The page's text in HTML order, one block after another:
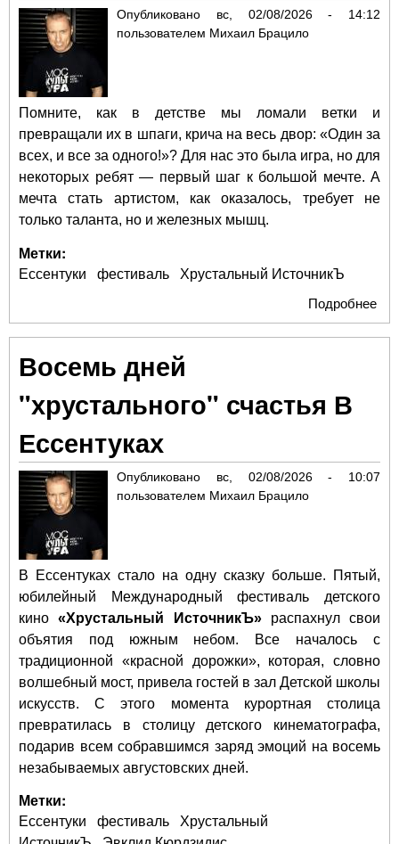
Опубликовано вс, 02/08/2026 - 14:12
пользователем Михаил Брацило
Помните, как в детстве мы ломали ветки и
превращали их в шпаги, крича на весь двор: «Один за
всех, и все за одного!»? Для нас это была игра, но для
некоторых ребят — первый шаг к большой мечте. А
мечта стать артистом, как оказалось, требует не
только таланта, но и железных мышц.
Метки:
Ессентуки фестиваль
Хрустальный ИсточникЪ
Подробнее
Восемь дней
"хрустального" счастья В
Ессентуках
Опубликовано вс, 02/08/2026 - 10:07
пользователем Михаил Брацило
В Ессентуках стало на одну сказку больше. Пятый,
юбилейный Международный фестиваль детского
кино«Хрустальный ИсточникЪ»распахнул свои
объятия под южным небом. Все началось с
традиционной «красной дорожки», которая, словно
волшебный мост, привела гостей в зал Детской школы
искусств. С этого момента курортная столица
превратилась в столицу детского кинематографа,
подарив всем собравшимся заряд эмоций на восемь
незабываемых августовских дней.
Метки:
Ессентуки фестиваль
Хрустальный